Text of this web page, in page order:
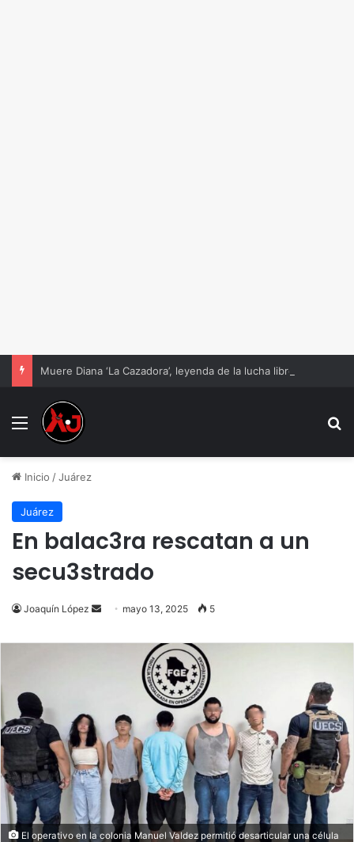
Menu
Inicio /Juárez
Juárez
En balac3ra rescatan a un
secu3strado
Joaquín López
Send
email
mayo 13, 2025 5
El operativo en la colonia Manuel Valdez permitió desarticular una célula